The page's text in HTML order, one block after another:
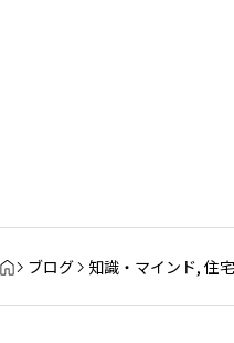
ブログ 知識・マインド, 住